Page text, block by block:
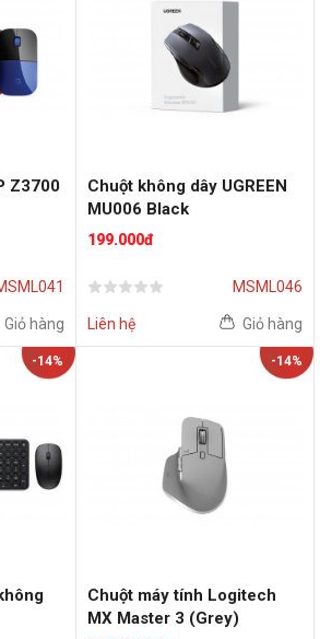
Z3700
Giỏ hàng
Chuột không dây UGREEN
MU006 Black
199.000đ
MSML046
Liên hệ Giỏ hàng
-14% -14%
Chuột máy tính Logitech
MX Master 3 (Grey)